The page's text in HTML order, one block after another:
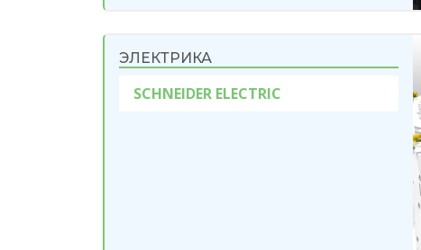
ЭЛЕКТРИКА
SCHNEIDER ELECTRIC